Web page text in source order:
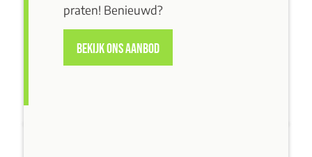
praten! Benieuwd?
BEKIJK ONS AANBOD